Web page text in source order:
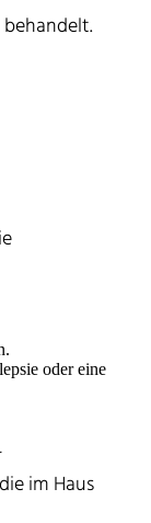
oder eine
im Haus